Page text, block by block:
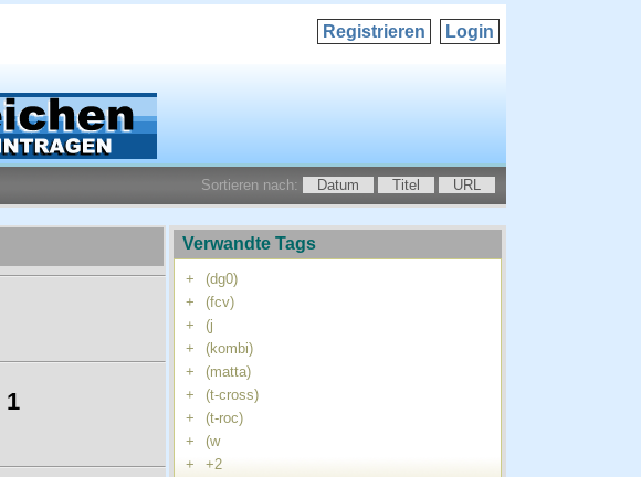
Login
Registrieren
Sortieren nach: Datum Titel URL
1
Verwandte Tags
+
(dg0)
+
(fcv)
+
(j
+
(kombi)
+
(matta)
+
(t-cross)
+
(t-roc)
+
(w
+
+2